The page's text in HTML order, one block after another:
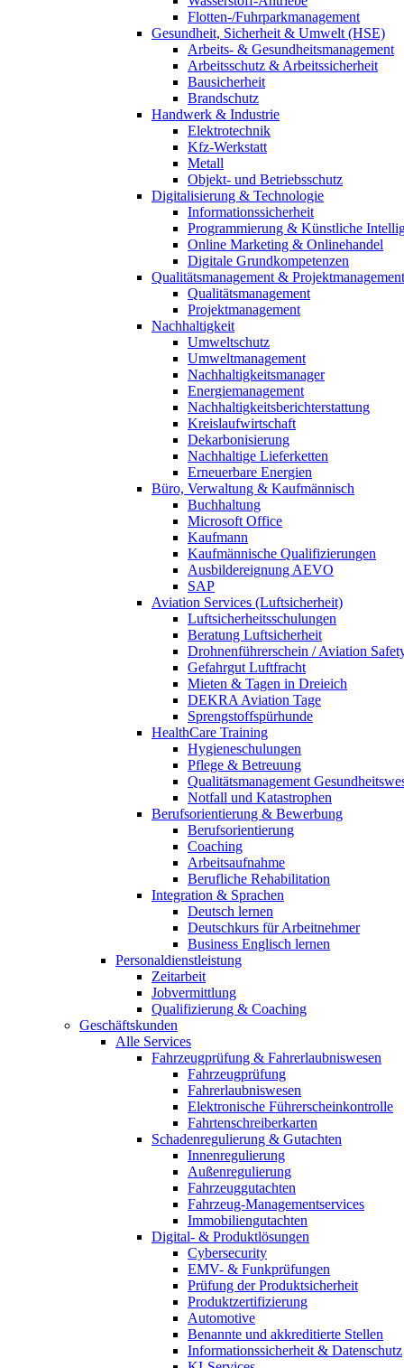
Flotten-/Fuhrparkmanagement
Gesundheit, Sicherheit & Umwelt (HSE)
Arbeits- & Gesundheitsmanagement
Arbeitsschutz & Arbeitssicherheit
Bausicherheit
Brandschutz
Handwerk & Industrie
Elektrotechnik
Kfz-Werkstatt
Metall
Objekt- und Betriebsschutz
Digitalisierung & Technologie
Informationssicherheit
Programmierung & Künstliche
Online Marketing & Onlinehandel
Digitale Grundkompetenzen
Qualitätsmanagement & Projektmanagement
Qualitätsmanagement
Projektmanagement
Nachhaltigkeit
Umweltschutz
Umweltmanagement
Nachhaltigkeitsmanager
Energiemanagement
Nachhaltigkeitsberichterstattung
Kreislaufwirtschaft
Dekarbonisierung
Nachhaltige Lieferketten
Erneuerbare Energien
Büro, Verwaltung & Kaufmännisch
Buchhaltung
Microsoft Office
Kaufmann
Kaufmännische Qualifizierungen
Ausbildereignung AEVO
SAP
Aviation Services (Luftsicherheit)
Luftsicherheitsschulungen
Beratung Luftsicherheit
Drohnenführerschein / Aviation
Gefahrgut Luftfracht
Mieten & Tagen in Dreieich
DEKRA Aviation Tage
Sprengstoffspürhunde
HealthCare Training
Hygieneschulungen
Pflege & Betreuung
Qualitätsmanagement
Notfall und Katastrophen
Berufsorientierung & Bewerbung
Berufsorientierung
Coaching
Arbeitsaufnahme
Berufliche Rehabilitation
Integration & Sprachen
Deutsch lernen
Deutschkurs für Arbeitnehmer
Business Englisch lernen
Personaldienstleistung
Zeitarbeit
Jobvermittlung
Qualifizierung & Coaching
Geschäftskunden
Alle Services
Fahrzeugprüfung & Fahrerlaubniswesen
Fahrzeugprüfung
Fahrerlaubniswesen
Elektronische Führerscheinkontrolle
Fahrtenschreiberkarten
Schadenregulierung & Gutachten
Innenregulierung
Außenregulierung
Fahrzeuggutachten
Fahrzeug-Managementservices
Immobiliengutachten
Digital- & Produktlösungen
Cybersecurity
EMV- & Funkprüfungen
Prüfung der Produktsicherheit
Produktzertifizierung
Automotive
Benannte und akkreditierte Stellen
Informationssicherheit & Datenschutz